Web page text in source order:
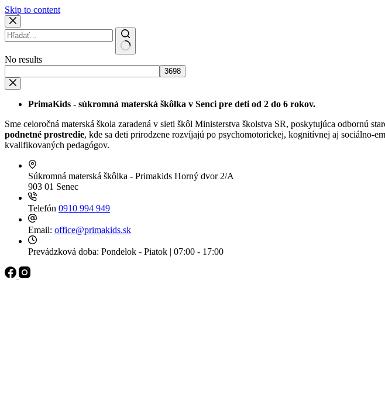
Skip to content
No results
PrimaKids - súkromná materská škôlka v Senci pre deti od 2 do 6 rokov.
Sme celoročná materská škola zaradená v sieti škôl Ministerstva školstva SR, poskytujúca odbornú
podnetné prostredie, kde sa deti prirodzene rozvíjajú po psychomotorickej, kognitívnej aj sociálno-
kvalifikovaných pedagógov.
Súkromná materská škôlka - Primakids Horný dvor 2/A
903 01 Senec
Telefón 0910 994 949
Email: office@primakids.sk
Prevádzková doba: Pondelok - Piatok | 07:00 - 17:00